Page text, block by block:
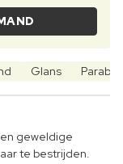
Glans
geweldige
te bestrijden.